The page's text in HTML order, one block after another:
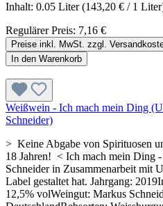
Inhalt: 0.05 Liter(143,20 € / 1
Regulärer Preis: 7,16 €
Preise inkl. MwSt. zzgl.
In den Warenkorb
Weißwein - Ich mach mein Ding
Schneider)
> Keine Abgabe von Spirituosen
18 Jahren! < Ich mach mein Ding
Schneider in Zusammenarbeit mit
Label gestaltet hat. Jahrgang:
12,5% volWeingut: Markus